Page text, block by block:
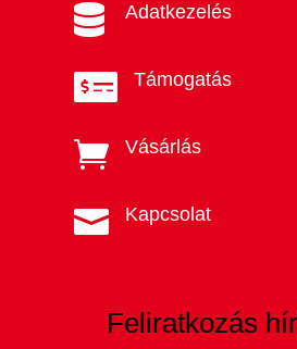
 Adatkezelés
 Támogatás
 Vásárlás
 Kapcsolat
Feliratkozás